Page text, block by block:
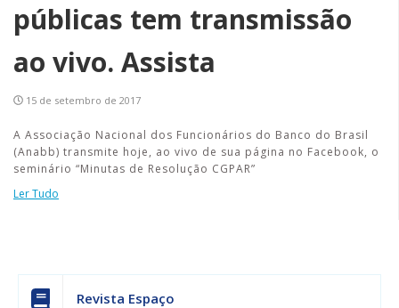
públicas tem transmissão
ao vivo. Assista
15 de setembro de 2017
A Associação Nacional dos Funcionários do Banco do Brasil
(Anabb) transmite hoje, ao vivo de sua página no Facebook, o
seminário “Minutas de Resolução CGPAR”
Ler Tudo
Revista Espaço